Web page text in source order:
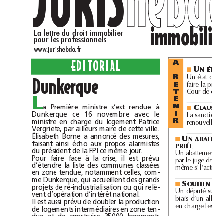
Dunkerque
L
a Première ministre s’est rendue à
en zone tendue, notamment celles, com-
projets de ré-industrialisation ou qui relè-
de logements intermédiaires en zone ten-
U N
Un état
d
es
l
ieux éta
bl
i non contra
d
ictoirement,
h
ors
h
faire
l
a preuve
d
e
dégra
d
ations commises par
l
e
l
ocataire, a jugé
l
Cour d
C
La sanction
d
u réputé non-écrit
d
es c
l
auses qui font o
b
stac
l
e au
d
renouve ll
ement d
u b
ai ld
u l
ocataire est app l
ica bl
e aux b
UN
PRIÉE
Un a
b
attement sur
l
a va
l
eur
d
’une construction irrégu
l
ière peut être app
l
par l
e juge d
e l
’expropriation pour l
e ca l
cu ld
’une in d
emnité d
e dél
même si l
’action en
démol
ition d
es constructions irrégul
S OUTIEN
Un
député suggère
d
’ai
d
er
l
es ménages à accéd
er à
l
a propriété par
l
biais
d’un allégement
des cotisations socia
les
de
l’emp
loyeur qui pren
d
en c h
arge l
es intérêts d
u prêt d
e son sa l
La lettre du droit immobilier
pour les professionnels
www.jurishebdo.fr
EDITORIAL
E
T
E
R